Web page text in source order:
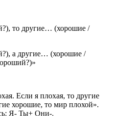
то другие… (хорошие /
а другие… (хорошие /
Если я плохая, то другие
хорошие, то мир плохой».
Я- Ты+ Они-.